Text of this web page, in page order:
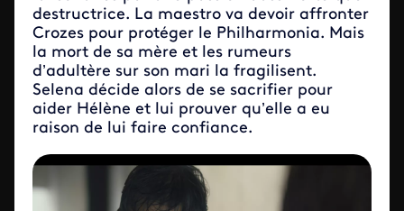
destructrice. La maestro va devoir affronter
Crozes pour protéger le Philharmonia. Mais
la mort de sa mère et les rumeurs
d’adultère sur son mari la fragilisent.
Selena décide alors de se sacrifier pour
aider Hélène et lui prouver qu’elle a eu
raison de lui faire confiance.